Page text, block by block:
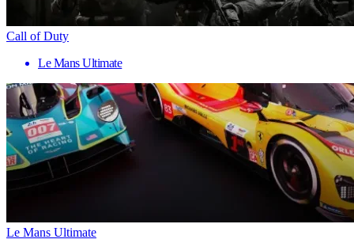
Call of Duty
Le Mans Ultimate
Le Mans Ultimate